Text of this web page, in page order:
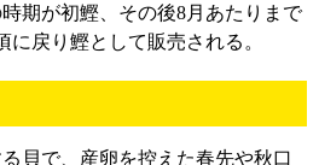
期が初鰹、その後8月あたりまで
に戻り鰹として販売される。
貝で、産卵を控えた春先や秋口